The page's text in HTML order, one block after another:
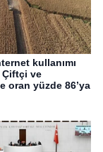
kullanımı
Çiftçi ve
oran yüzde 86’ya